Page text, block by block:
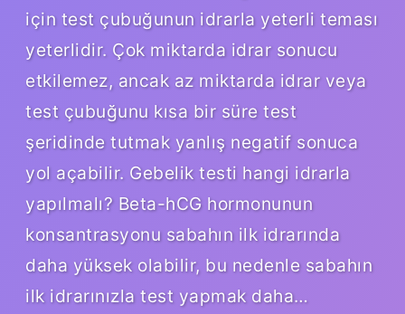
için test çubuğunun idrarla yeterli teması
yeterlidir. Çok miktarda idrar sonucu
etkilemez, ancak az miktarda idrar veya
test çubuğunu kısa bir süre test
şeridinde tutmak yanlış negatif sonuca
yol açabilir. Gebelik testi hangi idrarla
yapılmalı? Beta-hCG hormonunun
konsantrasyonu sabahın ilk idrarında
daha yüksek olabilir, bu nedenle sabahın
ilk idrarınızla test yapmak daha…